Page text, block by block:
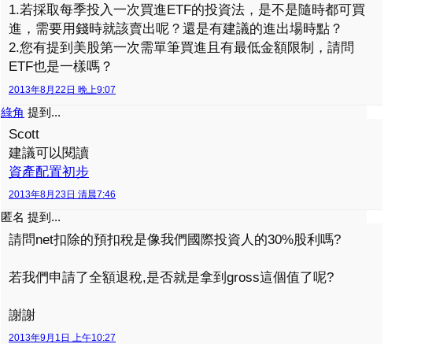
1.若採取每季投入一次買進ETF的投資法，是不是隨時都可買
進，需要用錢時就該賣出呢？還是有建議的進出場時點？
2.您有提到美股第一次需單筆買進且有最低金額限制，請問
ETF也是一樣嗎？
2013年8月22日 晚上9:07
綠角 提到...
Scott
建議可以閱讀
資產配置初步
2013年8月23日 清晨7:46
匿名 提到...
請問net扣除的預扣稅是像我們國際投資人的30%股利嗎?
若我們申請了全額退稅,是否就是拿到gross這個值了呢?
謝謝
2013年9月1日 上午10:27